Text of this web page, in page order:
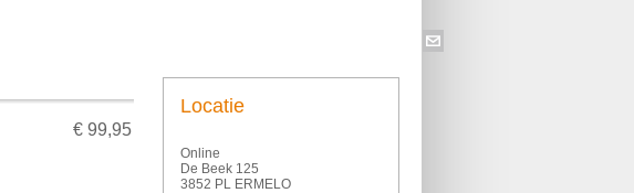
€ 99,95
Locatie
Online
De Beek 125
3852 PL ERMELO